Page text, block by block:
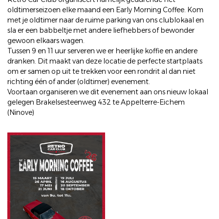
oldtimerseizoen elke maand een Early Morning Coffee. Kom
met je oldtimer naar de ruime parking van ons clublokaal en
sla er een babbeltje met andere liefhebbers of bewonder
gewoon elkaars wagen.
Tussen 9 en 11 uur serveren we er heerlijke koffie en andere
dranken. Dit maakt van deze locatie de perfecte startplaats
om er samen op uit te trekken voor een rondrit al dan niet
richting één of ander (oldtimer) evenement.
Voortaan organiseren we dit evenement aan ons nieuw lokaal
gelegen Brakelsesteenweg 432 te Appelterre-Eichem
(Ninove)